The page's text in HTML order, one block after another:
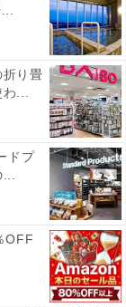
）
折り畳
...
ドプ
OFF